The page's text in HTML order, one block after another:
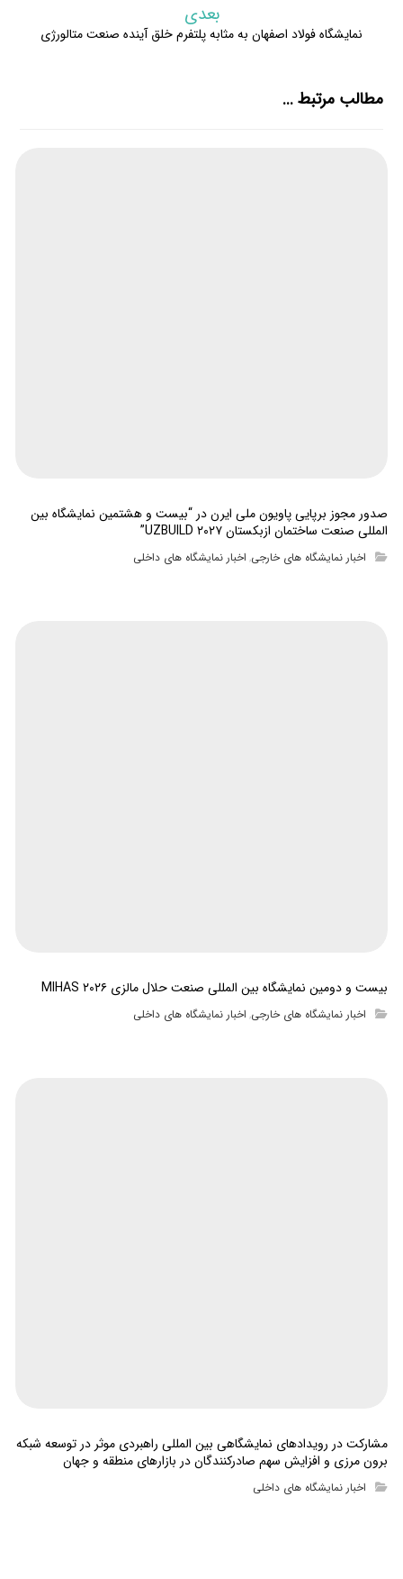
بعدی
نمایشگاه فولاد اصفهان به مثابه پلتفرم خلق آینده صنعت متالورژی
مطالب مرتبط ...
صدور مجوز برپایی پاویون ملی ایرن در “بیست و هشتمین نمایشگاه بین
المللی صنعت ساختمان ازبکستان UZBUILD ۲۰۲۷”
اخبار نمایشگاه های خارجی, اخبار نمایشگاه های داخلی
بیست و دومین نمایشگاه بین المللی صنعت حلال مالزی MIHAS ۲۰۲۶
اخبار نمایشگاه های خارجی, اخبار نمایشگاه های داخلی
مشارکت در رویدادهای نمایشگاهی بین المللی راهبردی موثر در توسعه شبکه
برون مرزی و افزایش سهم صادرکنندگان در بازارهای منطقه و جهان
اخبار نمایشگاه های داخلی